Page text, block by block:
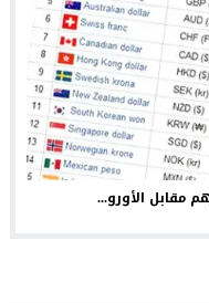
مقابل الأورو...